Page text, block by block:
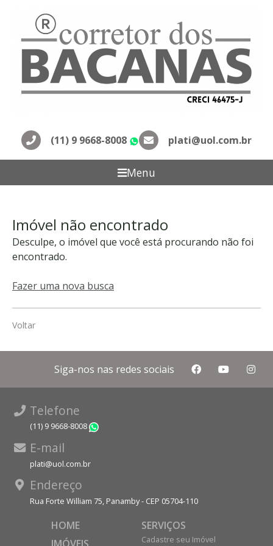
(11) 9 9668-8008 WhatsApp
plati@uol.com.br
Menu
Imóvel não encontrado
Desculpe, o imóvel que você está procurando não foi
encontrado.
Fazer uma nova busca
Voltar
Siga-nos nas redes sociais
Telefone
(11) 9 9668-8008
E-mail
plati@uol.com.br
Endereço
Rua Forte William 75, Panamby - CEP 05704-110
HOME
SERVIÇOS
Cadastre seu Imóvel